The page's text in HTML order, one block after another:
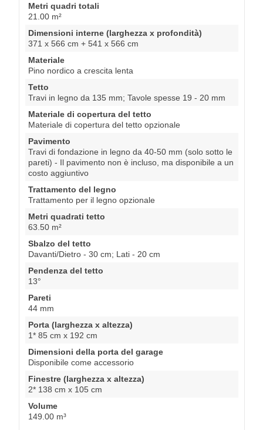
Metri quadri totali
21.00 m²
Dimensioni interne (larghezza x profondità)
371 x 566 cm + 541 x 566 cm
Materiale
Pino nordico a crescita lenta
Tetto
Travi in legno da 135 mm; Tavole spesse 19 - 20 mm
Materiale di copertura del tetto
Materiale di copertura del tetto opzionale
Pavimento
Travi di fondazione in legno da 40-50 mm (solo sotto le
pareti) - Il pavimento non è incluso, ma disponibile a un
costo aggiuntivo
Trattamento del legno
Trattamento per il legno opzionale
Metri quadrati tetto
63.50 m²
Sbalzo del tetto
Davanti/Dietro - 30 cm; Lati - 20 cm
Pendenza del tetto
13°
Pareti
44 mm
Porta (larghezza x altezza)
1* 85 cm x 192 cm
Dimensioni della porta del garage
Disponibile come accessorio
Finestre (larghezza x altezza)
2* 138 cm x 105 cm
Volume
149.00 m³